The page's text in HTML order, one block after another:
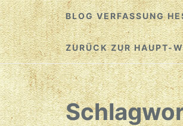
Zum
Inhalt
springen
BLOG VERFASSUNG
ZURÜCK ZUR HAUPT-